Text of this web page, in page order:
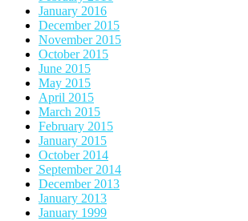
January 2016
December 2015
November 2015
October 2015
June 2015
May 2015
April 2015
March 2015
February 2015
January 2015
October 2014
September 2014
December 2013
January 2013
January 1999